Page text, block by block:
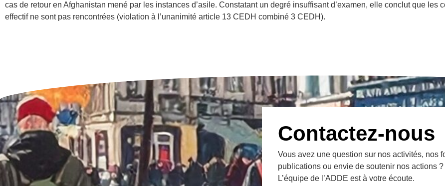
cas de retour en Afghanistan mené par les instances d’asile. Constatant un degré insuffisant d’examen, elle conclut que les
effectif ne sont pas rencontrées (violation à l’unanimité article 13 CEDH combiné 3 CEDH).
Contactez-nous
Vous avez une question sur nos activités, nos
publications ou envie de soutenir nos actions ?
L’équipe de l’ADDE est à votre écoute.